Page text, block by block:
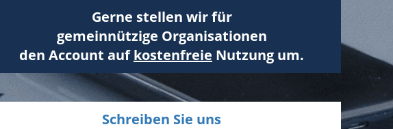
Gerne stellen wir für
gemeinnützige Organisationen
den Account aufkostenfreie Nutzung um.
Schreiben Sie uns